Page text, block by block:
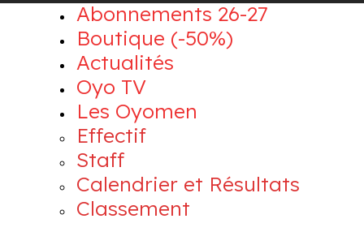
Abonnements 26-27
Boutique (-50%)
Actualités
Oyo TV
Les Oyomen
Effectif
Staff
Calendrier et Résultats
Classement